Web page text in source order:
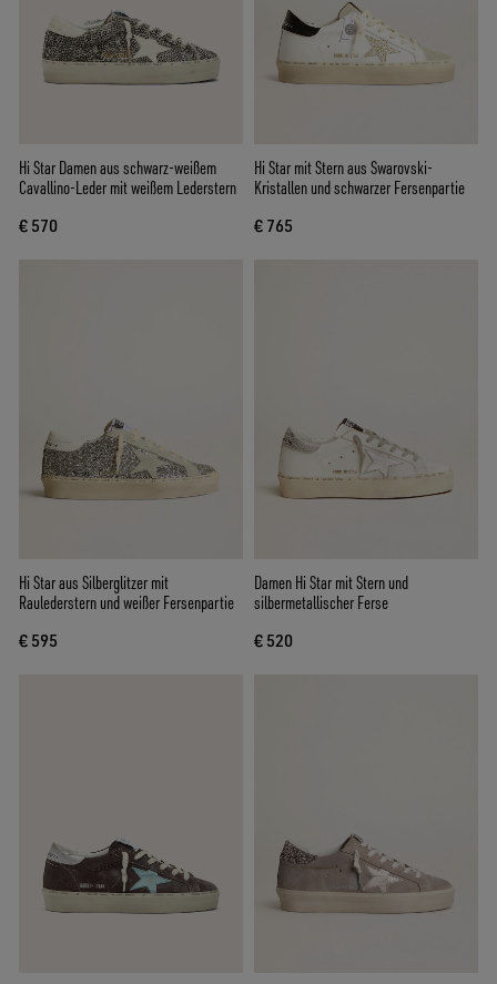
Hi Star Damen aus schwarz-weißem
Cavallino-Leder mit weißem Lederstern
€ 570
Hi Star mit Stern aus Swarovski-
Kristallen und schwarzer Fersenpartie
€ 765
Hi Star aus Silberglitzer mit
Raulederstern und weißer Fersenpartie
€ 595
Damen Hi Star mit Stern und
silbermetallischer Ferse
€ 520